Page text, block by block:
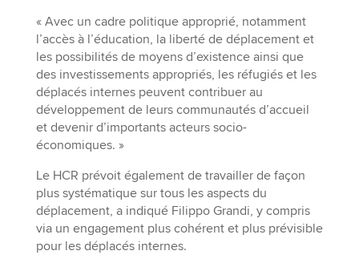
« Avec un cadre politique approprié, notamment
l’accès à l’éducation, la liberté de déplacement et
les possibilités de moyens d’existence ainsi que
des investissements appropriés, les réfugiés et les
déplacés internes peuvent contribuer au
développement de leurs communautés d’accueil
et devenir d’importants acteurs socio-
économiques. »
Le HCR prévoit également de travailler de façon
plus systématique sur tous les aspects du
déplacement, a indiqué Filippo Grandi, y compris
via un engagement plus cohérent et plus prévisible
pour les déplacés internes.